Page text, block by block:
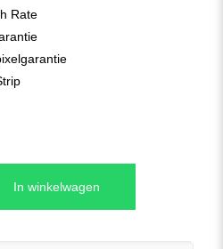
Rate
In winkelwagen